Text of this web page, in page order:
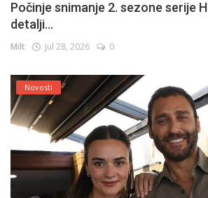
Počinje snimanje 2. sezone serije
detalji...
Milt Jul 28, 2026 0
Novosti